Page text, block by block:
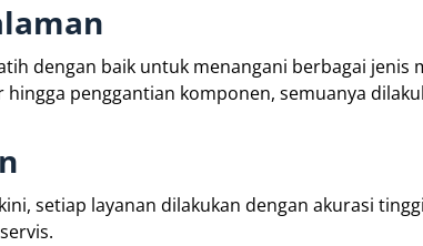
dengan baik untuk menangani berbagai jenis
penggantian komponen, semuanya
setiap layanan dilakukan dengan akurasi